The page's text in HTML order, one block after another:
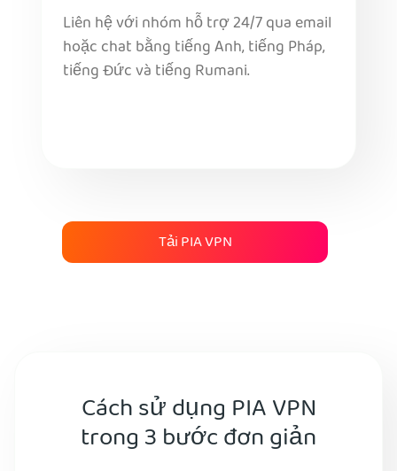
Liên hệ với nhóm hỗ trợ 24/7 qua email
hoặc chat bằng tiếng Anh, tiếng Pháp,
tiếng Đức và tiếng Rumani.
Tải PIA VPN
Cách sử dụng PIA VPN
trong 3 bước đơn giản